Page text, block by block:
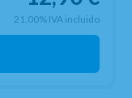
21.00% IVA incluido